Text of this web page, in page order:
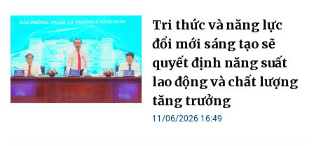
Tri thức và năng lực
đổi mới sáng tạo sẽ
quyết định năng suất
lao động và chất lượng
tăng trưởng
11/06/2026 16:49